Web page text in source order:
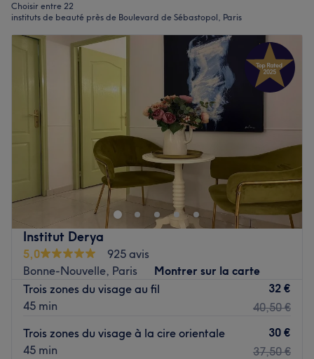
Choisir entre 22
instituts de beauté près de Boulevard de Sébastopol, Paris
Institut Derya
5,0
925 avis
Bonne-Nouvelle, Paris
Montrer sur la carte
Trois zones du visage au fil
45 min
32 €
40,50 €
Trois zones du visage à la cire orientale
45 min
30 €
37,50 €